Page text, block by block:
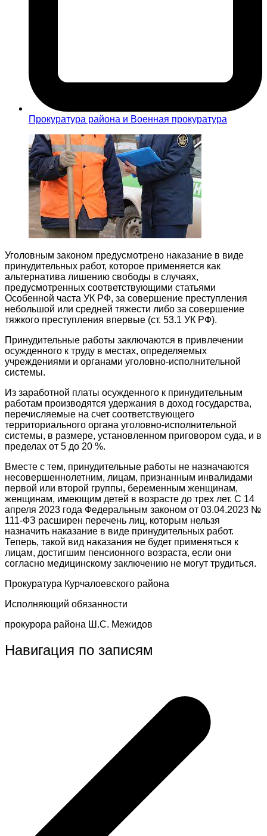
Прокуратура района и Военная прокуратура
Уголовным законом предусмотрено наказание в виде
принудительных работ, которое применяется как
альтернатива лишению свободы в случаях,
предусмотренных соответствующими статьями
Особенной часта УК РФ, за совершение преступления
небольшой или средней тяжести либо за совершение
тяжкого преступления впервые (ст. 53.1 УК РФ).
Принудительные работы заключаются в привлечении
осужденного к труду в местах, определяемых
учреждениями и органами уголовно-исполнительной
системы.
Из заработной платы осужденного к принудительным
работам производятся удержания в доход государства,
перечисляемые на счет соответствующего
территориального органа уголовно-исполнительной
системы, в размере, установленном приговором суда, и в
пределах от 5 до 20 %.
Вместе с тем, принудительные работы не назначаются
несовершеннолетним, лицам, признанным инвалидами
первой или второй группы, беременным женщинам,
женщинам, имеющим детей в возрасте до трех лет. С 14
апреля 2023 года Федеральным законом от 03.04.2023 №
111-ФЗ расширен перечень лиц, которым нельзя
назначить наказание в виде принудительных работ.
Теперь, такой вид наказания не будет применяться к
лицам, достигшим пенсионного возраста, если они
согласно медицинскому заключению не могут трудиться.
Прокуратура Курчалоевского района
Исполняющий обязанности
прокурора района Ш.С. Межидов
Навигация по записям